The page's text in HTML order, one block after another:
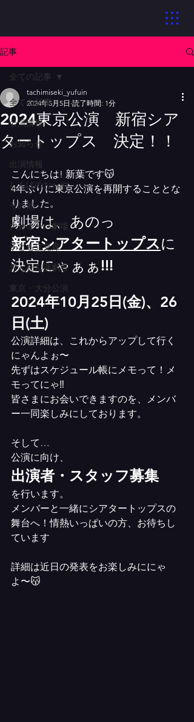
記事
全ての記事
公演情報
お知らせ
出演情報
しんばのおへや
その他
大分オーパ劇場
子ども立見席
おんせん演劇祭
東京・大分公演
全ての記事
2024東京公演 新宿シア
タートップス 決定！！
tachimiseki_yufuin
2024年5月5日 読了時間: 1分
こんにちは! 新葉です😽
4年ぶりに東京公演を再開することとな
りました。
劇場は、あのっ
新宿シアタートップスに
決定にゃぁぁ!!!
2024年10月25日(金)、26
日(土)
公演詳細は、これからアップして行く
にゃんよぉ〜
先ずはスケジュール帳にメモって！メ
モってにゃ‼︎
皆さまにお会いできますのを、メンバ
ー一同楽しみにしております。
そして…
公演に向け、
出演者・スタッフ募集
を行います。
メンバーと一緒にシアタートップスの
舞台へ！情熱いっぱいの方、お待ちし
ています
詳細は近日の発表をお楽しみににゃ
よ〜😽